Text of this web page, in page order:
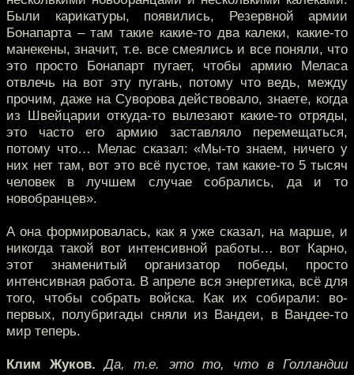
Были карикатуры, появились, Резервной армии
Бонапарта – там такие какие-то два калеки, какие-то
манекены, значит, т.е. все смеялись и все поняли, что
это просто Бонапарт пугает, чтобы армию Меласа
отвлечь на вот эту пугань, потому что ведь, между
прочим, даже на Суворова действовало, знаете, когда
из Швейцарии откуда-то вылезают какие-то отряды,
это часто его армию заставляло перемещаться,
потому что… Мелас сказал: «Мы-то знаем, ничего у
них нет там, вот это всё пустое, там какие-то 5 тысяч
человек в лучшем случае собрались, да и то
новобранцев».
А она формировалась, как я уже сказал, на марше, и
никогда такой вот интенсивной работы… вот Карно,
этот знаменитый организатор победы, просто
интенсивная работа. В апреле вся энергетика, всё для
того, чтобы собрать войска. Как их собирали: во-
первых, полубригады сняли из Вандеи, в Вандее-то
мир теперь.
Клим Жуков. Да, т.е. это то, что в Голландии